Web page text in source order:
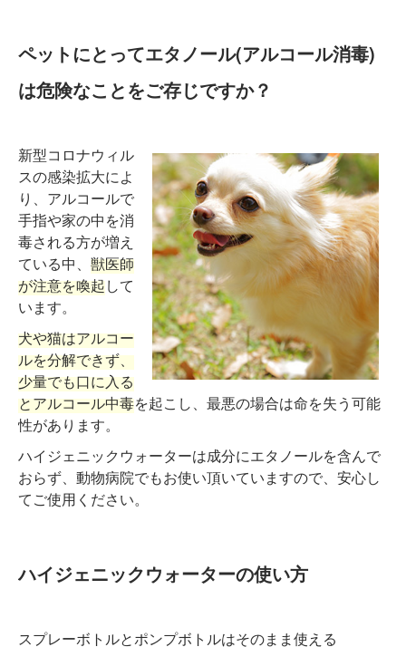
ペットにとってエタノール(アルコール消毒)
は危険なことをご存じですか？
新型コロナウィル
スの感染拡大によ
り、アルコールで
手指や家の中を消
毒される方が増え
ている中、 獣医師
が注意を喚起して
います。
犬や猫はアルコー
ルを分解できず、
少量でも口に入る
とアルコール中毒を起こし、最悪の場合は命を失う可能
性があります。
ハイジェニックウォーターは成分にエタノールを含んで
おらず、動物病院でもお使い頂いていますので、安心し
てご使用ください。
ハイジェニックウォーターの使い方
スプレーボトルとポンプボトルはそのまま使える